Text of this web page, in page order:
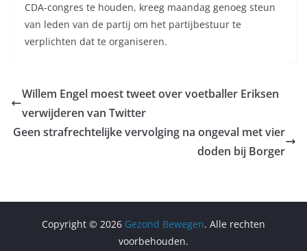
CDA-congres te houden, kreeg maandag genoeg steun
van leden van de partij om het partijbestuur te
verplichten dat te organiseren.
Willem Engel moest tweet over voetballer Eriksen
verwijderen van Twitter
Geen strafrechtelijke vervolging na ongeval met vier
doden bij Borger
Copyright © 2026 Gezond Bewegen. Alle rechten
voorbehouden.